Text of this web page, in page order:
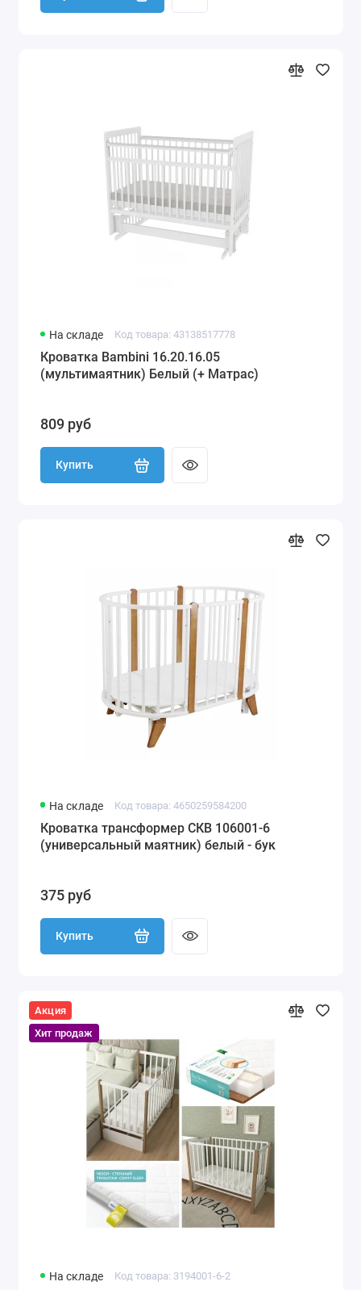
На складе Код товара: 43138517778
Кроватка Bambini 16.20.16.05
(мультимаятник) Белый (+ Матрас)
809 руб
Купить
На складе Код товара: 4650259584200
Кроватка трансформер СКВ 106001-6
(универсальный маятник) белый - бук
375 руб
Купить
Акция
Хит продаж
На складе Код товара: 3194001-6-2